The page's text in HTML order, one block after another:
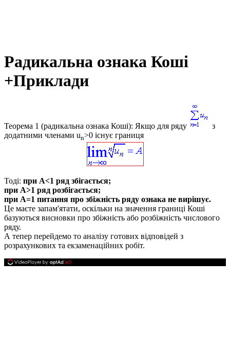
Радикальна ознака Коші
+Приклади
Теорема 1 (радикальна ознака Коші): Якщо для ряду
з
додатними членами un>0 існує границя
Тоді: при A<1 ряд збігається;
при A>1 ряд розбігається;
при A=1 питання про збіжність ряду ознака не вирішує.
Це маєте запам'ятати, оскільки на значення границі Коші
базуються висновки про збіжність або розбіжність числового
ряду.
А тепер перейдемо то аналізу готових відповідей з
розрахункових та екзаменаційних робіт.